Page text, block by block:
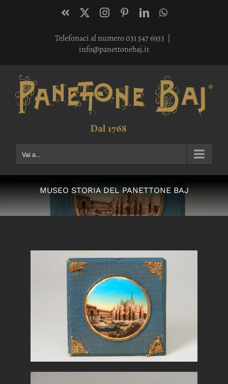
Facebook
X InstagramPinterestLinkedInWhatsApp
Telefonaci al numero 031 547 6933 |
info@panettonebaj.it
Vai a...
MUSEO STORIA DEL PANETTONE BAJ